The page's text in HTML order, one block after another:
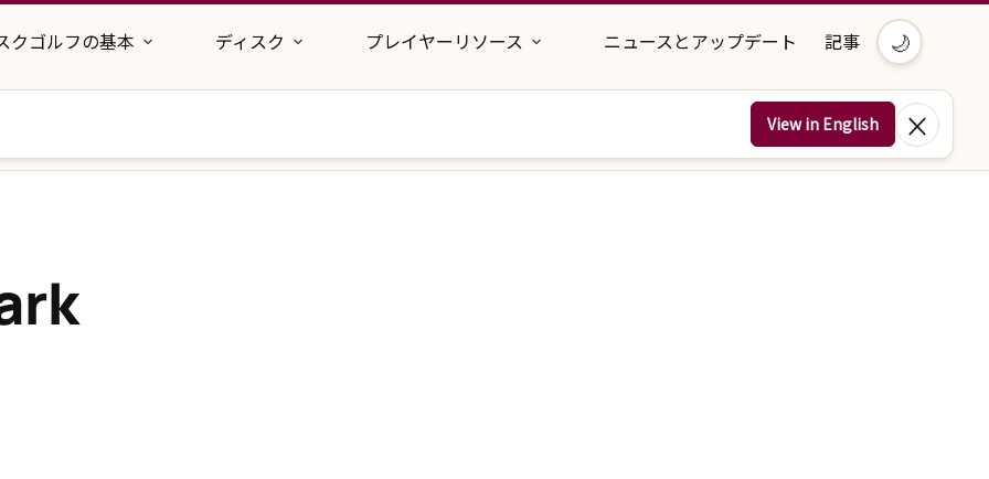
クゴルフの基本 ディスク プレイヤーリソース ニュースとアップデート 記事 🌙
View in English ×